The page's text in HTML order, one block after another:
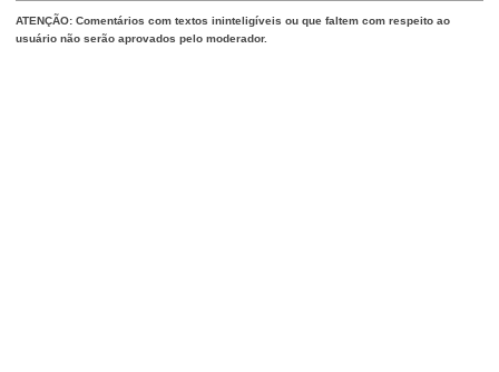
ATENÇÃO: Comentários com textos ininteligíveis ou que faltem com respeito ao
usuário não serão aprovados pelo moderador.